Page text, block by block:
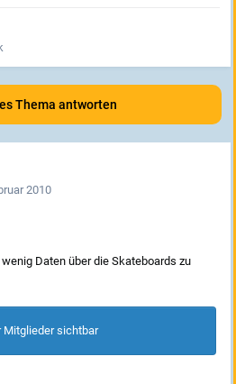
Thema antworten
2010
Daten über die Skateboards zu
Mitglieder sichtbar